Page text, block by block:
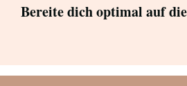
Bereite dich optimal auf